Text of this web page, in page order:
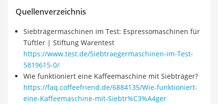
Quellenverzeichnis
Siebträgermaschinen im Test: Espressomaschinen für
Tüftler | Stiftung Warentest
https://www.test.de/Siebtraegermaschinen-im-Test-
5819615-0/
Wie funktioniert eine Kaffeemaschine mit Siebträger?
https://faq.coffeefriend.de/6884135/Wie-funktioniert-
eine-Kaffeemaschine-mit-Siebtr%C3%A4ger